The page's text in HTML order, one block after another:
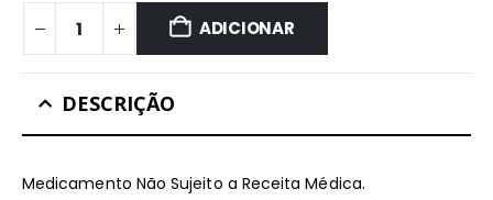
ADICIONAR
DESCRIÇÃO
Medicamento Não Sujeito a Receita Médica.